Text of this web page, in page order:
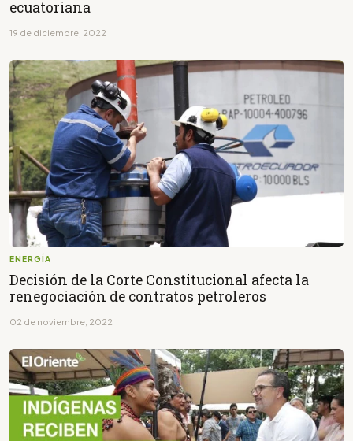
ecuatoriana
19 de diciembre, 2022
ENERGÍA
Decisión de la Corte Constitucional afecta la
renegociación de contratos petroleros
02 de noviembre, 2022